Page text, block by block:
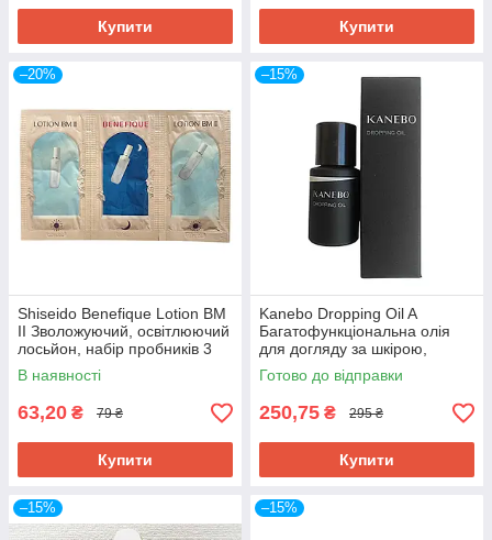
Купити Купити
–20%
Shiseido Benefique Lotion ВМ
II Зволожуючий, освітлюючий
лосьйон, набір пробників 3
шт
В наявності
63,20 ₴ 79 ₴
Купити
–15%
Kanebo Dropping Oil A
Багатофункціональна олія
для догляду за шкірою,
волоссям, кутикулою,
пробник 3,5 мл
Готово до відправки
250,75 ₴ 295 ₴
Купити
–15% –15%